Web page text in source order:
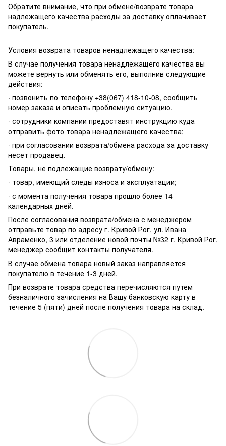
Обратите внимание, что при обмене/возврате товара
надлежащего качества расходы за доставку оплачивает
покупатель.
Условия возврата товаров ненадлежащего качества:
В случае получения товара ненадлежащего качества вы
можете вернуть или обменять его, выполнив следующие
действия:
· позвонить по телефону +38(067) 418-10-08, сообщить
номер заказа и описать проблемную ситуацию.
· сотрудники компании предоставят инструкцию куда
отправить фото товара ненадлежащего качества;
· при согласовании возврата/обмена расхода за доставку
несет продавец.
Товары, не подлежащие возврату/обмену:
· товар, имеющий следы износа и эксплуатации;
· с момента получения товара прошло более 14
календарных дней.
После согласования возврата/обмена с менеджером
отправьте товар по адресу г. Кривой Рог, ул. Ивана
Авраменко, 3 или отделение новой почты №32 г. Кривой Рог,
менеджер сообщит контакты получателя.
В случае обмена товара новый заказ направляется
покупателю в течение 1-3 дней.
При возврате товара средства перечисляются путем
безналичного зачисления на Вашу банковскую карту в
течение 5 (пяти) дней после получения товара на склад.